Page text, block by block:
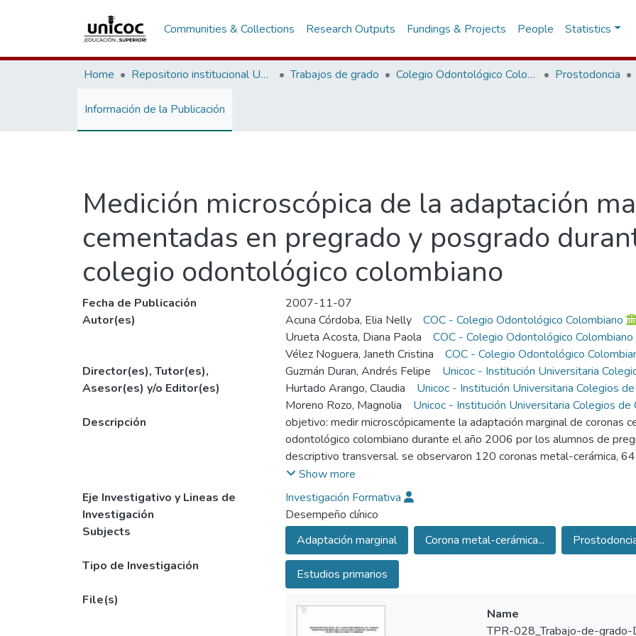
Communities & Collections Research Outputs Fundings & Projects People Statistics
Home Repositorio institucional Unicoc, RI-unicoc Trabajos de grado Colegio Odontológico Colombiano Prostodoncia
Información de la Publicación
Medición microscópica de la adaptación
cementadas en pregrado y posgrado
colegio odontológico colombiano
Fecha de Publicación
2007-11-07
Autor(es)
Acuna Córdoba, Elia Nelly
COC - Colegio Odontológico Colombiano
Urueta Acosta, Diana Paola
COC - Colegio Odontológico Colombiano
Vélez Noguera, Janeth Cristina
COC - Colegio Odontológico
Director(es), Tutor(es),
Asesor(es) y/o Editor(es)
Guzmán Duran, Andrés Felipe Unicoc - Institución Universitaria
Hurtado Arango, Claudia
Unicoc - Institución Universitaria Colegios
Moreno Rozo, Magnolia
Unicoc - Institución Universitaria Colegios de
Descripción
objetivo: medir microscópicamente la adaptación marginal de coronas
odontológico colombiano durante el año 2006 por los alumnos de
descriptivo transversal. se observaron 120 coronas metal-cerámica,
por conveniencia de las cuales 18 eran coronas individuales de
parcial fija de 3 unidades de pregrado y 16 de postgrado, y 22 pilares
pregrado y 24 en posgrado. las impresiones se tomaron con silicona de
los troqueles se le realizo cortes y se despejo la línea terminal, se les
estereomicroscopio con magnificación 40x. las variables de estudio
número de dientes involucrados. el análisis estadístico se realizó
de frecuencias, porcentajes y anova. resultados: de las 120 coronas
marginal, de las cuales 53.3 % pertenecían a pregrado y 46.6% a
significativa en la adaptación marginal de coronas individuales frente
clínica de pregrado o posgrado del COC. adicionalmente, no existe
Show more
Eje Investigativo y Lineas de
Investigación
Investigación Formativa
Desempeño clínico
Subjects
Adaptación marginal Corona metal-cerámica...
Tipo de Investigación
Estudios primarios
File(s)
Name
TPR-028_Trabajo-de-grado-